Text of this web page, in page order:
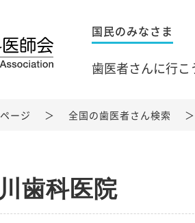
国民のみなさま
歯医者さんに行こ
ージ 全国の歯医者さん検索
歯科医院